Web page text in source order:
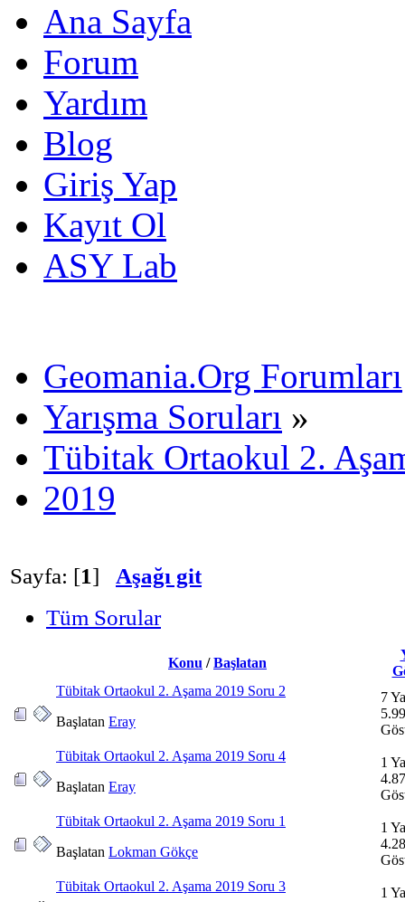
Ana Sayfa
Forum
Yardım
Blog
Giriş Yap
Kayıt Ol
ASY Lab
Geomania.Org Forumları
Yarışma Soruları »
Tübitak Ortaokul 2.
2019
Sayfa: [1] Aşağı git
Tüm Sorular
Konu /Başlatan
Tübitak Ortaokul 2. Aşama 2019 Soru 2
Başlatan Eray
7
Tübitak Ortaokul 2. Aşama 2019 Soru 4
Başlatan Eray
1
Tübitak Ortaokul 2. Aşama 2019 Soru 1
Başlatan Lokman Gökçe
1
Tübitak Ortaokul 2. Aşama 2019 Soru 3
1